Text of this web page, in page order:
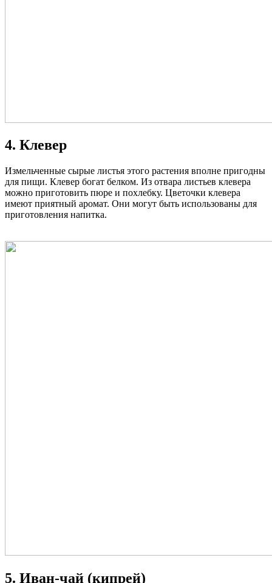
4. Клевер
Измельченные сырые листья этого растения вполне пригодны
для пищи. Клевер богат белком. Из отвара листьев клевера
можно приготовить пюре и похлебку. Цветочки клевера
имеют приятный аромат. Они могут быть использованы для
приготовления напитка.
5. Иван-чай (кипрей)